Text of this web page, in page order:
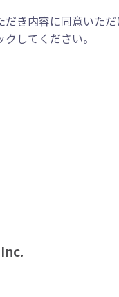
き内容に同意いた
してください。